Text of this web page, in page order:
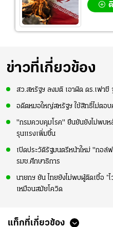
ข่าวที่เกี่ยวข้อง
สว.สหรัฐฯ ลงมติ เอาผิด ดร.เฟาชี
อดีตหมอใหญ่สหรัฐฯ ใช้สิทธิ์ไม่ตอ
"กรมควบคุมโรค" ยืนยันยังไม่พบ
รุนแรงเพิ่มขึ้น
เปิดประวัติรัฐมนตรีหน้าใหม่ "ก
รมช.ศึกษาธิการ
นายกฯ ยัน ไทยยังไม่พบผู้ติดเชื้อ “
เหมือนสมัยโควิด
แท็กที่เกี่ยวข้อง